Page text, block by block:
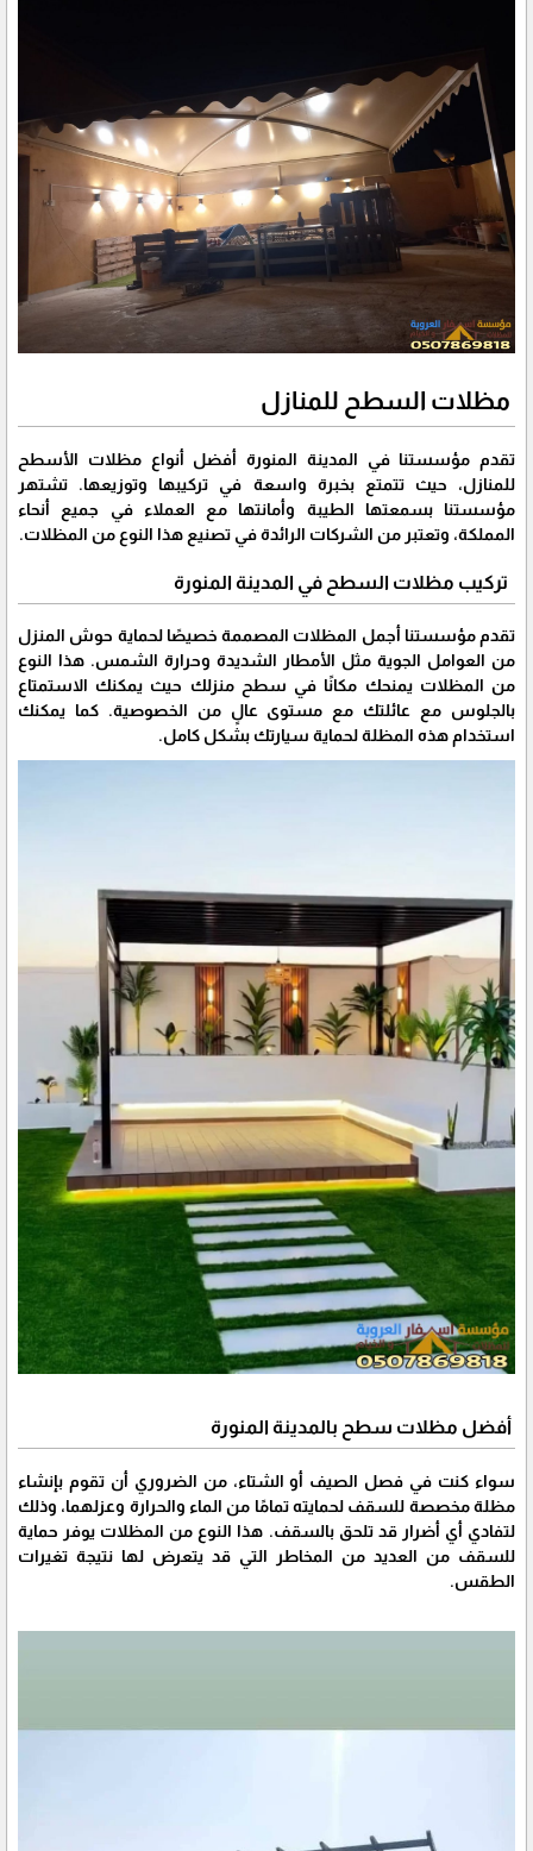
مظلات السطح للمنازل
تقدم مؤسستنا في المدينة المنورة أفضل أنواع مظلات الأسطح
للمنازل، حيث تتمتع بخبرة واسعة في تركيبها وتوزيعها. تشتهر
مؤسستنا بسمعتها الطيبة وأمانتها مع العملاء في جميع أنحاء
المملكة، وتعتبر من الشركات الرائدة في تصنيع هذا النوع من المظلات.
تركيب مظلات السطح في المدينة المنورة
تقدم مؤسستنا أجمل المظلات المصممة خصيصًا لحماية حوش المنزل
من العوامل الجوية مثل الأمطار الشديدة وحرارة الشمس. هذا النوع
من المظلات يمنحك مكانًا في سطح منزلك حيث يمكنك الاستمتاع
بالجلوس مع عائلتك مع مستوى عالٍ من الخصوصية. كما يمكنك
استخدام هذه المظلة لحماية سيارتك بشكل كامل.
أفضل مظلات سطح بالمدينة المنورة
سواء كنت في فصل الصيف أو الشتاء، من الضروري أن تقوم بإنشاء
مظلة مخصصة للسقف لحمايته تمامًا من الماء والحرارة وعزلهما، وذلك
لتفادي أي أضرار قد تلحق بالسقف. هذا النوع من المظلات يوفر حماية
للسقف من العديد من المخاطر التي قد يتعرض لها نتيجة تغيرات
الطقس.